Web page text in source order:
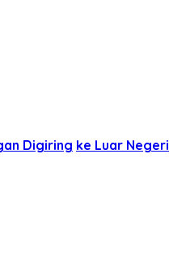
Digiring ke Luar Negeri